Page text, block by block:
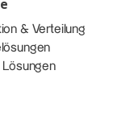
& Verteilung
Lösungen